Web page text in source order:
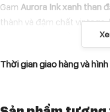
Gam Aurora Ink xanh than
thành và đậm chất
đặc trưng giúp tổng thể
ĐẶC ĐIỂM NỔI BẬT
Mũi giày T-toe da lộn đặc
Thời gian giao hàng và